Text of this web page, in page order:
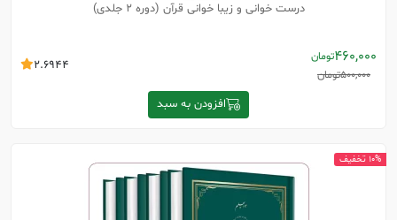
درست خوانی و زیبا خوانی قرآن (دوره 2 جلدی)
460,000تومان
500,000تومان
2.6944
افزودن به سبد
10% تخفیف